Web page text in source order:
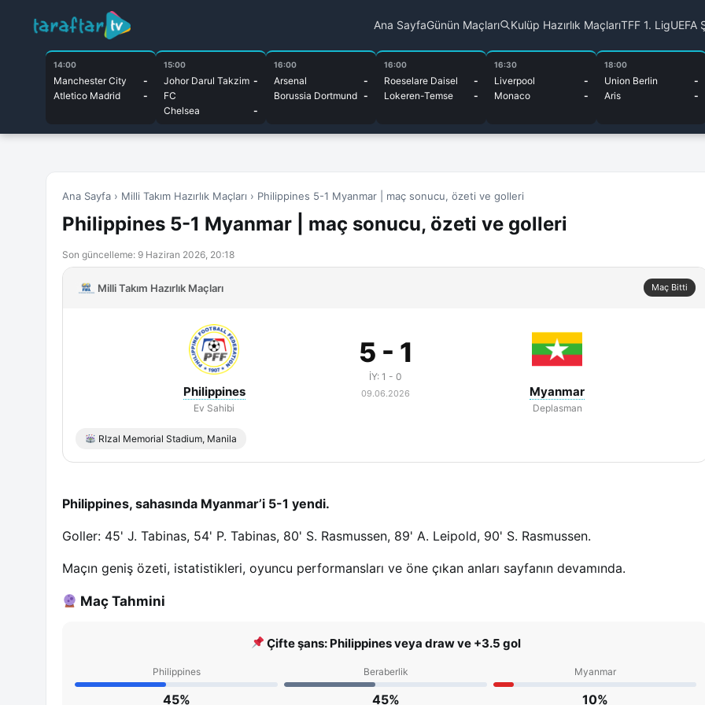
Ana SayfaGünün Maçları Kulüp Hazırlık MaçlarıTFF 1. LigUEFA
14:00
Manchester City
-
Atletico Madrid
-
15:00
Johor Darul Takzim
FC
-
Chelsea -
16:00
Arsenal
-
Borussia Dortmund -
16:00
Roeselare Daisel
-
Lokeren-Temse
-
16:30
Liverpool
-
Monaco
-
18:00
Union Berlin
-
Aris
-
Ana Sayfa › Milli Takım Hazırlık Maçları › Philippines 5-1 Myanmar | maç sonucu, özeti ve golleri
Philippines 5-1 Myanmar | maç sonucu, özeti ve golleri
Son güncelleme: 9 Haziran 2026, 20:18
Milli Takım Hazırlık Maçları Maç Bitti
Philippines
Ev Sahibi
5 - 1
İY: 1 - 0
09.06.2026 Myanmar
Deplasman
RIzal Memorial Stadium, Manila
Philippines, sahasında Myanmar’i 5-1 yendi.
Goller: 45' J. Tabinas, 54' P. Tabinas, 80' S. Rasmussen, 89' A. Leipold, 90' S. Rasmussen.
Maçın geniş özeti, istatistikleri, oyuncu performansları ve öne çıkan anları sayfanın devamında.
Maç Tahmini
Çifte şans: Philippines veya draw ve +3.5 gol
Philippines
45%
Beraberlik
45%
Myanmar
10%